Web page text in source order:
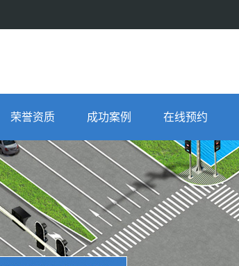
荣誉资质 成功案例
施工案例
设计效果图
在线预约